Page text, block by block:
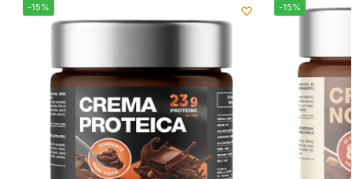
-15% -15%